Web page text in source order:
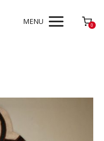
MENU 0